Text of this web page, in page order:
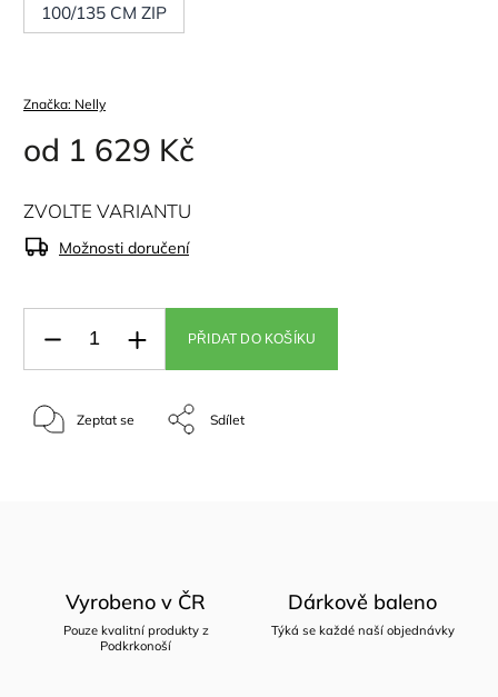
100/135 CM ZIP
Značka: Nelly
od 1 629 Kč
ZVOLTE VARIANTU
Možnosti doručení
PŘIDAT DO KOŠÍKU
Zeptat se Sdílet
Vyrobeno v ČR
Pouze kvalitní produkty z
Podkrkonoší
Dárkově baleno
Týká se každé naší objednávky